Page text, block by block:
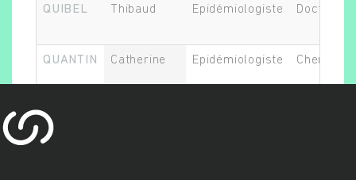
QUIBEL Thibaud Epidémiologiste
QUANTIN Catherine Epidémiologiste